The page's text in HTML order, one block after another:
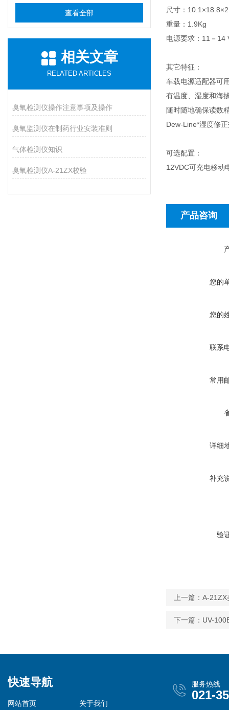
查看全部
相关文章
RELATED ARTICLES
臭氧检测仪操作注意事项及操作
臭氧监测仪在制药行业安装准则
气体检测仪知识
臭氧检测仪A-21ZX校验
尺寸：
重量：1.9Kg
电源要求：11－14
其它特征：
车载电源适配器可
有温度、湿度和海
随时随地确保读数
Dew-Line*湿度修
可选配置：
12VDC可充电移动
产品咨询
您的
您的
联系
常用
详细
补充
验
上一篇： A-21ZX
下一篇： UV-
快速导航
网站首页 关于我们
服务热线
021-